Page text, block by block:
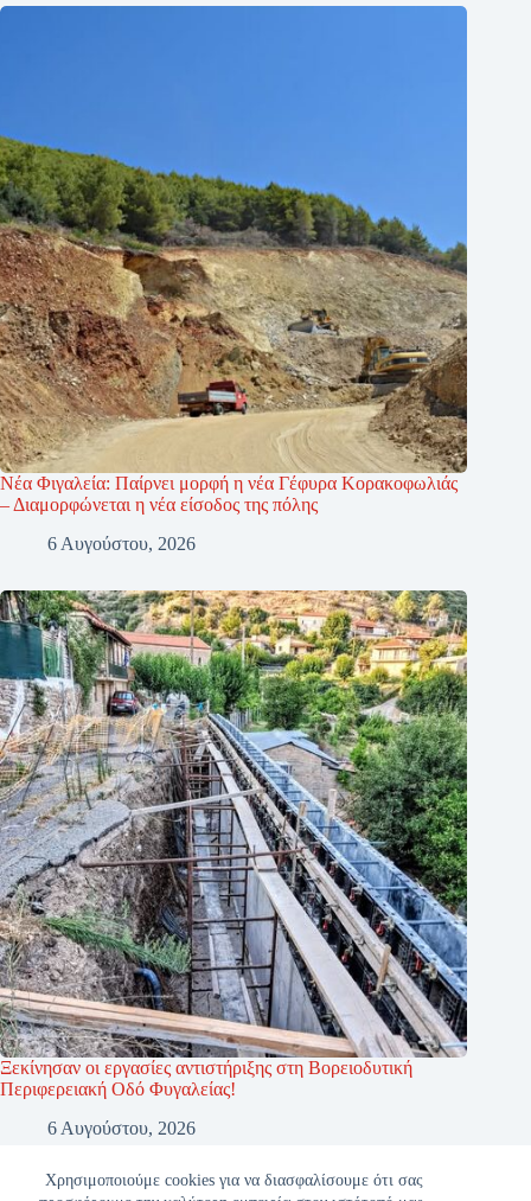
Χρησιμοποιούμε cookies για να διασφαλίσουμε ότι σας
Νέα Φιγαλεία: Παίρνει μορφή η νέα Γέφυρα Κορακοφωλιάς
– Διαμορφώνεται η νέα είσοδος της πόλης
6 Αυγούστου, 2026
Ξεκίνησαν οι εργασίες αντιστήριξης στη Βορειοδυτική
Περιφερειακή Οδό Φυγαλείας!
6 Αυγούστου, 2026